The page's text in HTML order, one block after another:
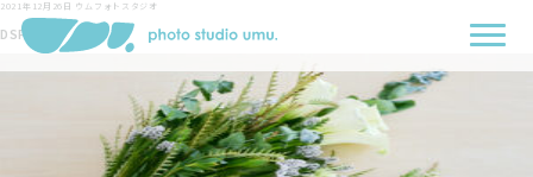
2021年12月26日 ウムフォトスタジオ
DSF1787